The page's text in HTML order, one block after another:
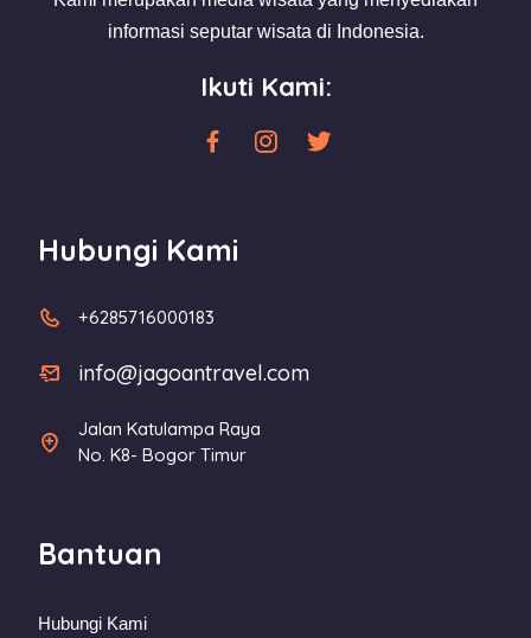
informasi seputar wisata di Indonesia.
Ikuti Kami:
Hubungi Kami
+6285716000183
info@jagoantravel.com
Jalan Katulampa Raya
No. K8- Bogor Timur
Bantuan
Hubungi Kami